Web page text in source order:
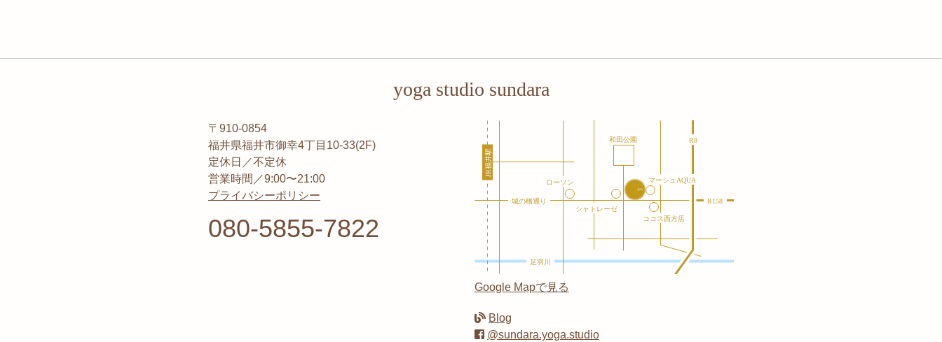
yoga studio sundara
〒910-0854
福井県福井市御幸4丁目10-33(2F)
定休日／不定休
営業時間／9:00〜21:00
プライバシーポリシー
080-5855-7822
Google Mapで見る
Blog
@sundara.yoga.studio